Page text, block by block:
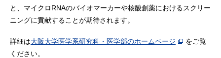
と、マイクロRNAのバイオマーカーや核酸創薬におけるスクリー
ニングに貢献することが期待されます。
詳細は大阪大学医学系研究科・医学部のホームページ
をご覧
ください。